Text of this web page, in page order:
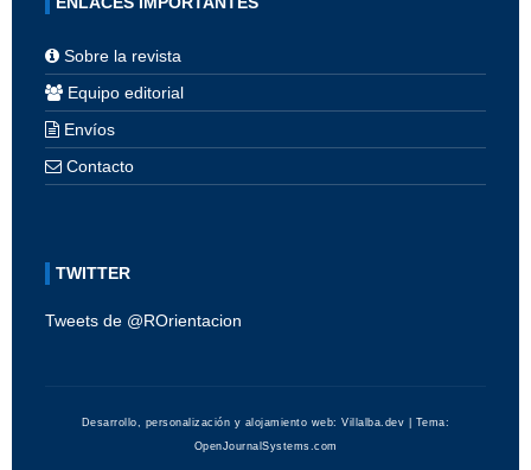
Sobre la revista
Equipo editorial
Envíos
Contacto
TWITTER
Tweets de @ROrientacion
Desarrollo, personalización y alojamiento web:Villalba.dev | Tema:
OpenJournalSystems.com